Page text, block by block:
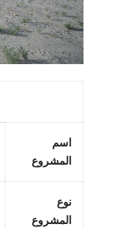
اسم
المشروع
نوع
المشروع